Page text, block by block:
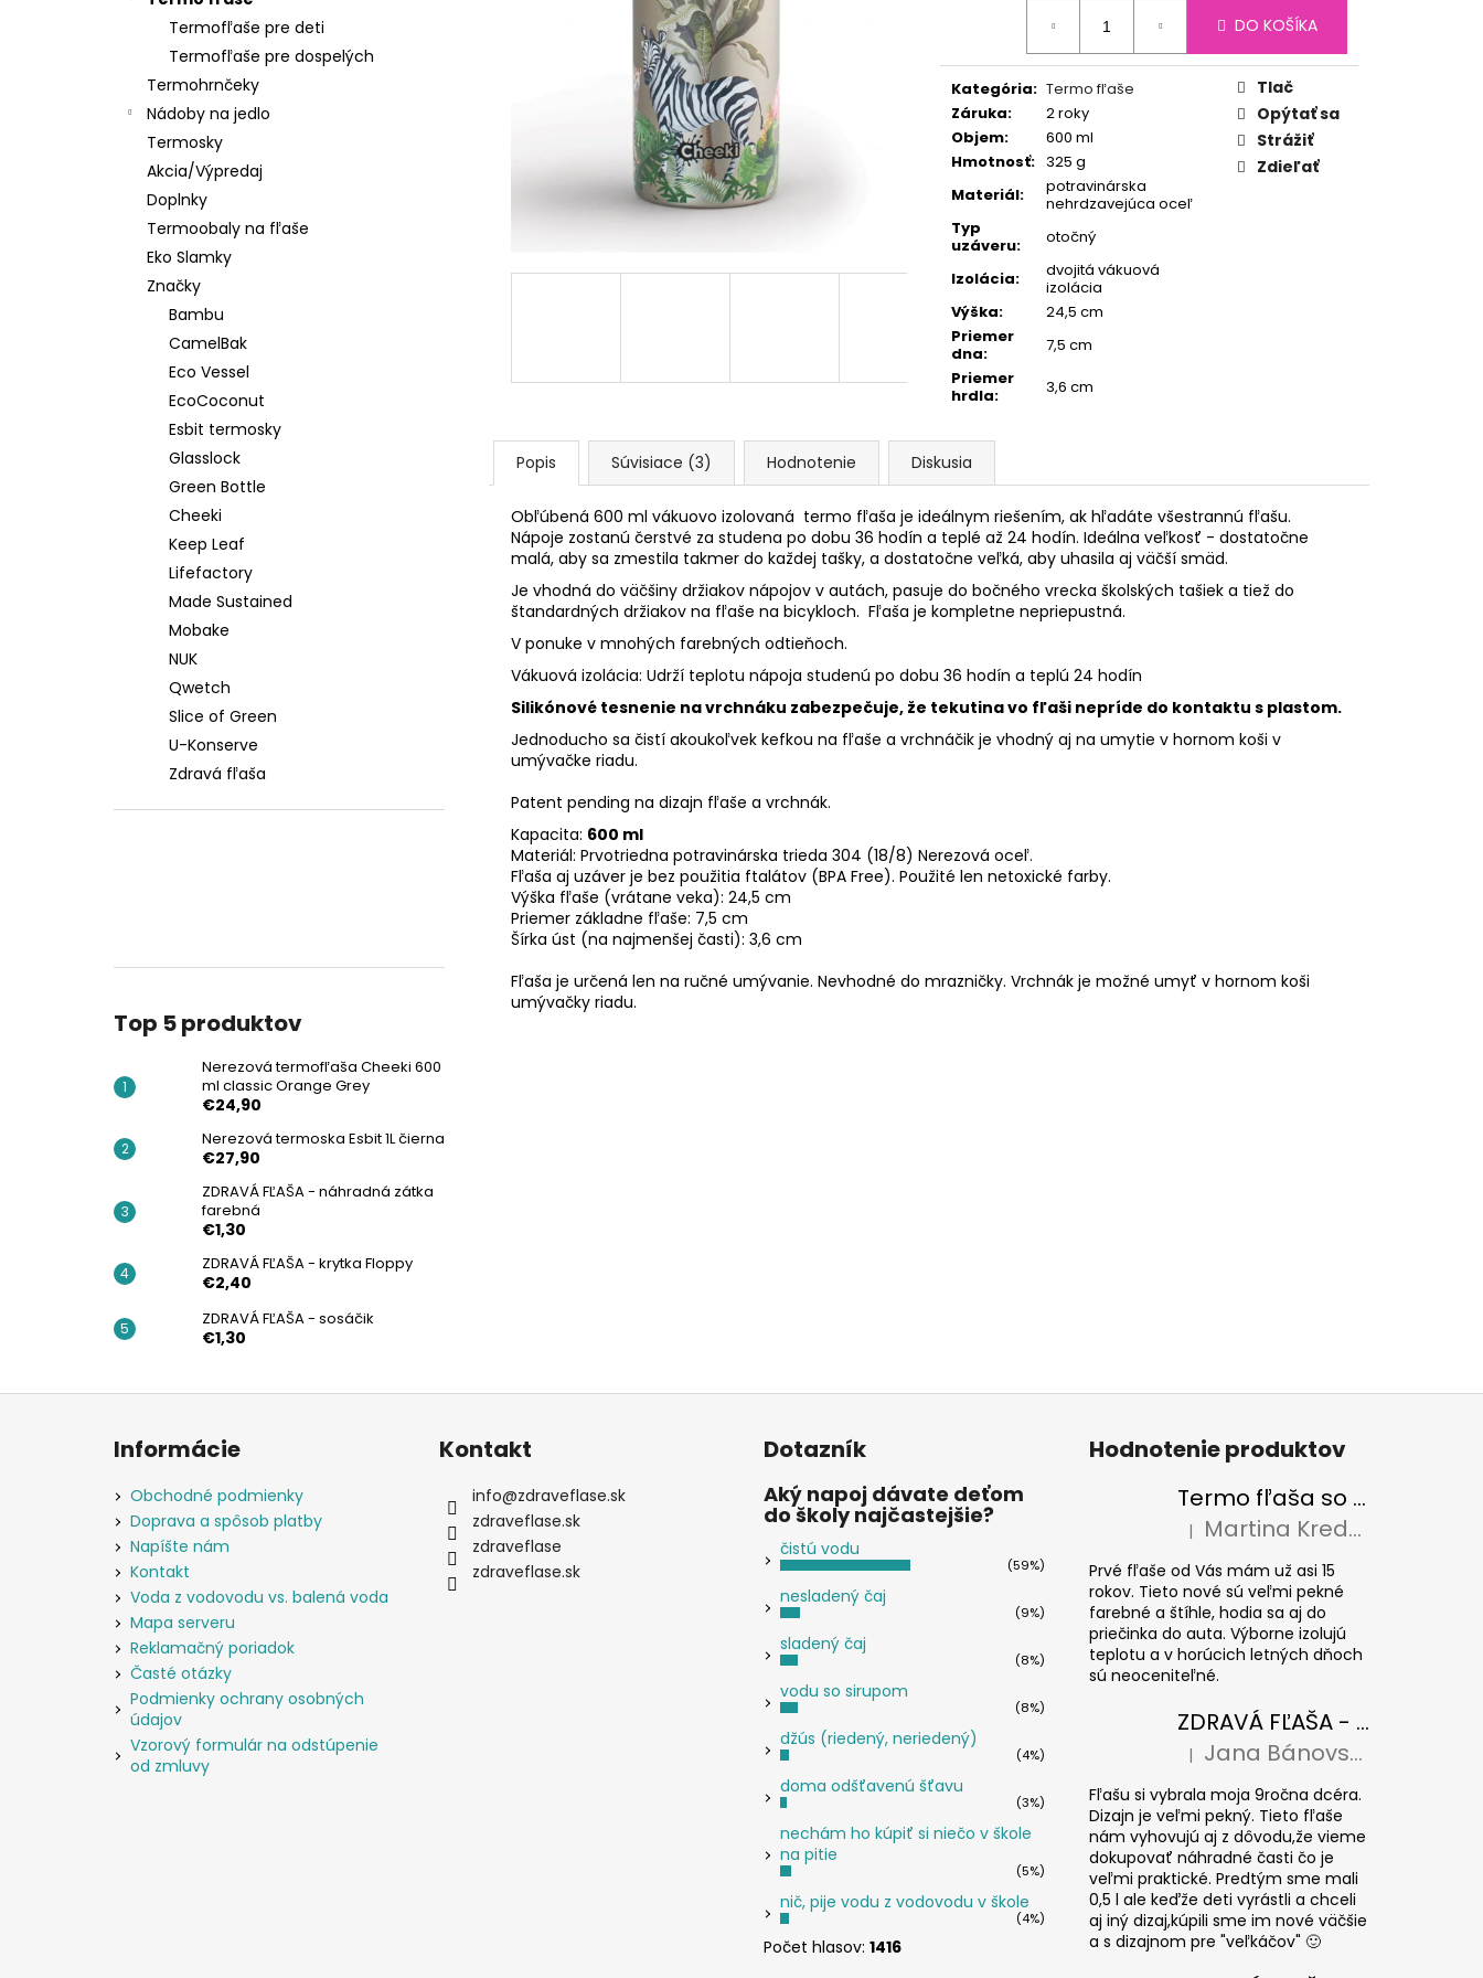
Termofľaše pre deti
Termofľaše pre dospelých
Termohrnčeky
Nádoby na jedlo
Termosky
Akcia/Výpredaj
Doplnky
Termoobaly na fľaše
Eko Slamky
Značky
Bambu
CamelBak
Eco Vessel
EcoCoconut
Esbit termosky
Glasslock
Green Bottle
Cheeki
Keep Leaf
Lifefactory
Made Sustained
Mobake
NUK
Qwetch
Slice of Green
U-Konserve
Zdravá fľaša
Top 5 produktov
Nerezová termofľaša Cheeki 600
ml classic Orange Grey
€24,90
Nerezová termoska Esbit 1L čierna
€27,90
ZDRAVÁ FĽAŠA - náhradná zátka
farebná
€1,30
ZDRAVÁ FĽAŠA - krytka Floppy
€2,40
ZDRAVÁ FĽAŠA - sosáčik
€1,30
Jednotková
DO KOŠÍKA
Kategória: Termo fľaše
Záruka:
2 roky
Objem:
600 ml
Hmotnosť: 325 g
Materiál:
potravinárska
nehrdzavejúca oceľ
Typ
uzáveru:
otočný
Izolácia:
dvojitá vákuová
izolácia
Výška:
24,5 cm
Priemer
dna:
7,5 cm
Priemer
hrdla: 3,6 cm
Tlač
Opýtať sa
Strážiť
Zdieľať
Popis Súvisiace (3) Hodnotenie Diskusia
Obľúbená 600 ml vákuovo izolovaná termo fľaša je ideálnym riešením, ak hľadáte všestrannú fľašu.
Nápoje zostanú čerstvé za studena po dobu 36 hodín a teplé až 24 hodín. Ideálna veľkosť - dostatočne
malá, aby sa zmestila takmer do každej tašky, a dostatočne veľká, aby uhasila aj väčší smäd.
Je vhodná do väčšiny držiakov nápojov v autách, pasuje do bočného vrecka školských tašiek a tiež do
štandardných držiakov na fľaše na bicykloch. Fľaša je kompletne nepriepustná.
V ponuke v mnohých farebných odtieňoch.
Vákuová izolácia: Udrží teplotu nápoja studenú po dobu 36 hodín a teplú 24 hodín
Silikónové tesnenie na vrchnáku zabezpečuje, že tekutina vo fľaši nepríde do kontaktu s plastom.
Jednoducho sa čistí akoukoľvek kefkou na fľaše a vrchnáčik je vhodný aj na umytie v hornom koši v
umývačke riadu.
Patent pending na dizajn fľaše a vrchnák.
Kapacita: 600 ml
Materiál: Prvotriedna potravinárska trieda 304 (18/8) Nerezová oceľ.
Fľaša aj uzáver je bez použitia ftalátov (BPA Free). Použité len netoxické farby.
Výška fľaše (vrátane veka): 24,5 cm
Priemer základne fľaše: 7,5 cm
Šírka úst (na najmenšej časti): 3,6 cm
Fľaša je určená len na ručné umývanie. Nevhodné do mrazničky. Vrchnák je možné umyť v hornom koši
umývačky riadu.
€24,90
Informácie
Obchodné podmienky
Doprava a spôsob platby
Napíšte nám
Kontakt
Voda z vodovodu vs. balená voda
Mapa serveru
Reklamačný poriadok
Časté otázky
Podmienky ochrany osobných
údajov
Vzorový formulár na odstúpenie
od zmluvy
Kontakt
info@zdraveflase.sk
zdraveflase.sk
zdraveflase
zdraveflase.sk
Dotazník
Aký napoj dávate deťom
do školy najčastejšie?
čistú vodu
(59%)
nesladený čaj
(9%)
sladený čaj
(8%)
vodu so sirupom
(8%)
džús (riedený, neriedený)
(4%)
doma odšťavenú šťavu
(3%)
nechám ho kúpiť si niečo v škole
na pitie
(5%)
nič, pije vodu z vodovodu v škole
(4%)
Počet hlasov: 1416
Hodnotenie produktov
Termo fľaša so slamkou Eco Vessel SUMMIT 700 ml Floral Puff
Hodnotenie produktu je 5 z 5
| Martina Kredatusová
Prvé fľaše od Vás mám už asi 15
rokov. Tieto nové sú veľmi pekné
farebné a štíhle, hodia sa aj do
priečinka do auta. Výborne izolujú
teplotu a v horúcich letných dňoch
sú neoceniteľné.
ZDRAVÁ FĽAŠA - Paríž 0,7l
Hodnotenie produktu je 5 z 5
| Jana Bánovská
Fľašu si vybrala moja 9ročna dcéra.
Dizajn je veľmi pekný. Tieto fľaše
nám vyhovujú aj z dôvodu,že vieme
dokupovať náhradné časti čo je
veľmi praktické. Predtým sme mali
0,5 l ale keďže deti vyrástli a chceli
aj iný dizaj,kúpili sme im nové väčšie
a s dizajnom pre "veľkáčov" 🙂